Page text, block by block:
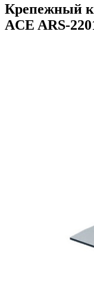
Крепежный
ACE ARS-